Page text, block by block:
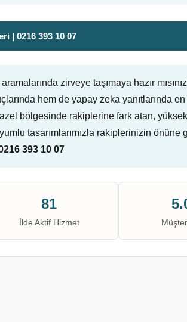
| 0216 393 10 07
aramalarında zirveye taşımaya hazır
hem de yapay zeka yanıtlarında en
bölgesinde rakiplerine fark atan,
tasarımlarımızla rakiplerinizin önüne
393 10 07
81
İlde Aktif Hizmet